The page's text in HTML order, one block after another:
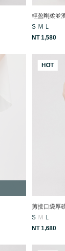
輕盈剛柔並
S M L
NT 1,580
HOT
剪接口袋厚
S M
L
NT 1,680